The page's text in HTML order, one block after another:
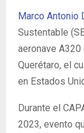
Marco Antonio
Sustentable
aeronave
Querétaro, el
en Estados
Durante el
2023, evento